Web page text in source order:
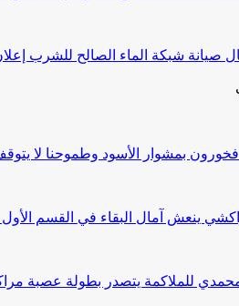
صيانة شبكة الماء الصالح للشرب
بمشوار الأسود وطموحنا لا
ينعش آمال البقاء في القسم
للملاكمة يتصدر بطولة عصبة